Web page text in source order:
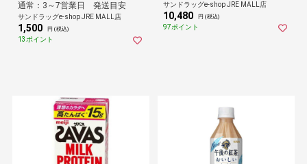
通常：3～7営業日 発送目安
サンドラッグe-shop JRE MALL店
1,500 円 (税込)
13ポイント
サンドラッグe-shop JRE MALL店
10,480 円 (税込)
97ポイント